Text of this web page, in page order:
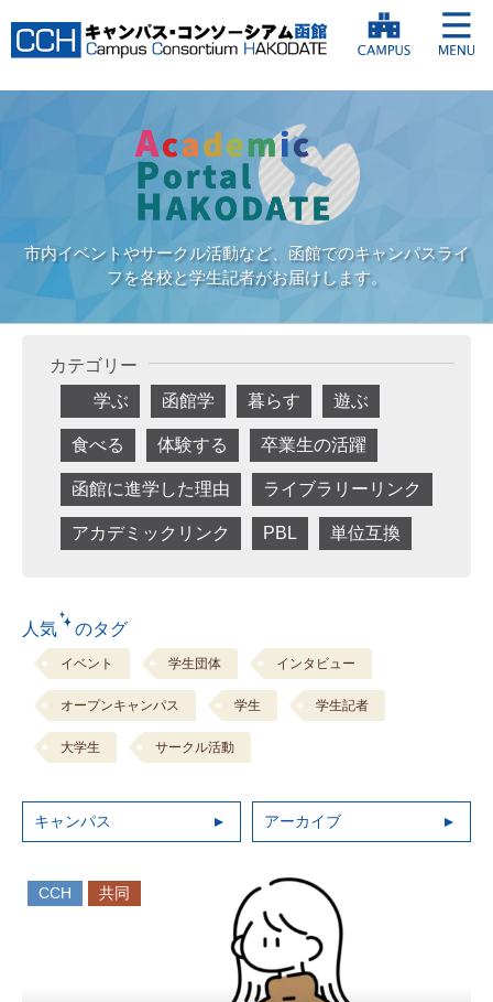
市内イベントやサークル活動など、函館でのキャンパスライ
フを各校と学生記者がお届けします。
カテゴリー
学ぶ
函館学 暮らす 遊ぶ
食べる 体験する 卒業生の活躍
函館に進学した理由 ライブラリーリンク
アカデミックリンク PBL 単位互換
人気 のタグ
イベント 学生団体 インタビュー
オープンキャンパス 学生 学生記者
大学生 サークル活動
キャンパス アーカイブ
CCH 共同